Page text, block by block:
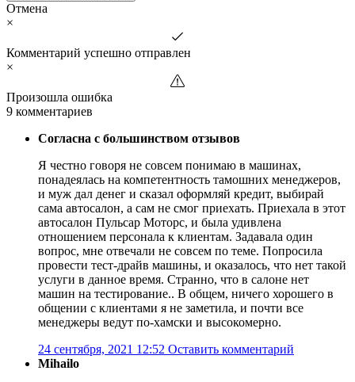
Отмена
×
Комментарий успешно отправлен
×
Произошла ошибка
9 комментариев
Согласна с большинством отзывов
Я честно говоря не совсем понимаю в машинах,
понадеялась на компетентность тамошних менеджеров,
и муж дал денег и сказал оформляй кредит, выбирай
сама автосалон, а сам не смог приехать. Приехала в этот
автосалон Пульсар Моторс, и была удивлена
отношением персонала к клиентам. Задавала один
вопрос, мне отвечали не совсем по теме. Попросила
провести тест-драйв машины, и оказалось, что нет такой
услуги в данное время. Странно, что в салоне нет
машин на тестирование.. В общем, ничего хорошего в
общении с клиентами я не заметила, и почти все
менеджеры ведут по-хамски и высокомерно.
24 сентября, 2021 12:52 Оставить комментарий
Mihailo